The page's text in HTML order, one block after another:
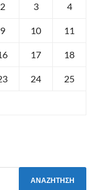
2 3 4
9 10 11
17 18
24 25